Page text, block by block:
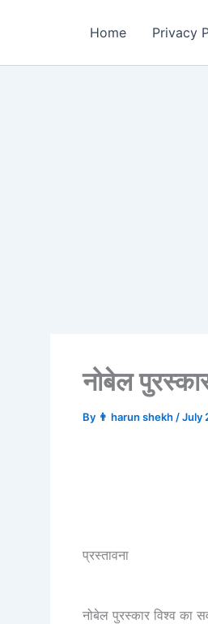
Home Privacy
नोबेल
By 👨 harun shekh /July
प्रस्तावना
नोबेल पुरस्कार विश्व का